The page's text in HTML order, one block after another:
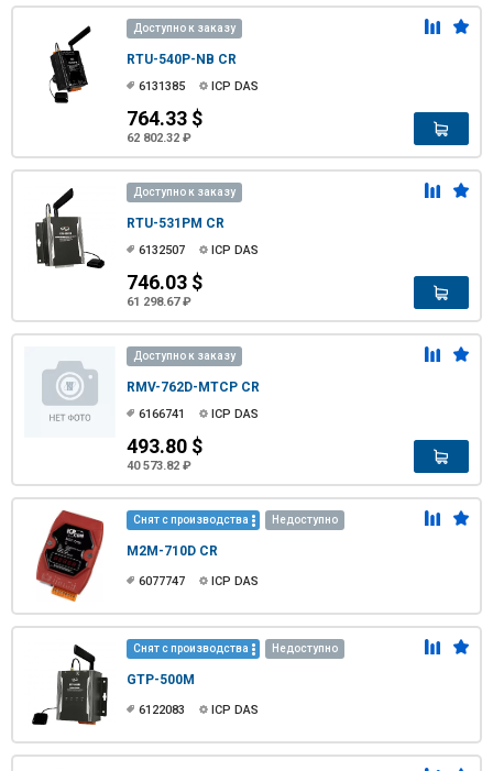
Доступно к заказу
RTU-540P-NB CR
6131385 ICP DAS
764.33 $
62 802.32 ₽
Доступно к заказу
RTU-531PM CR
6132507 ICP DAS
746.03 $
61 298.67 ₽
Доступно к заказу
RMV-762D-MTCP CR
6166741 ICP DAS
493.80 $
40 573.82 ₽
Снят с производства Недоступно
M2M-710D CR
6077747 ICP DAS
Снят с производства Недоступно
GTP-500M
6122083 ICP DAS